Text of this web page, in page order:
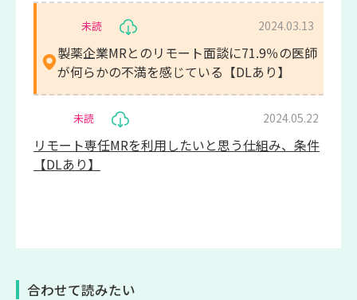
未読
製薬企業MRとのリモート面談に71.9％の医師
が何らかの不満を感じている【DLあり】
2024.03.13
未読
リモート専任MRを利用したいと思う仕組み、条件
【DLあり】
2024.05.22
合わせて読みたい